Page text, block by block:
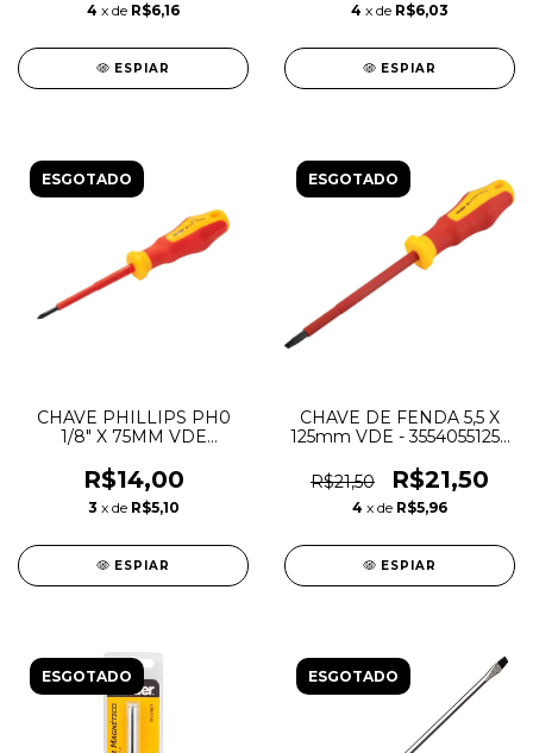
4 x de R$6,16
ESPIAR
4 x de R$6,03
ESPIAR
ESGOTADO
CHAVE PHILLIPS PH0
1/8" X 75MM VDE
R$14,00
3 x de R$5,10
ESPIAR
ESGOTADO
CHAVE DE FENDA 5,5 X
125mm VDE - 3554055125 -
R$21,50
R$21,50
4 x de R$5,96
ESPIAR
ESGOTADO ESGOTADO